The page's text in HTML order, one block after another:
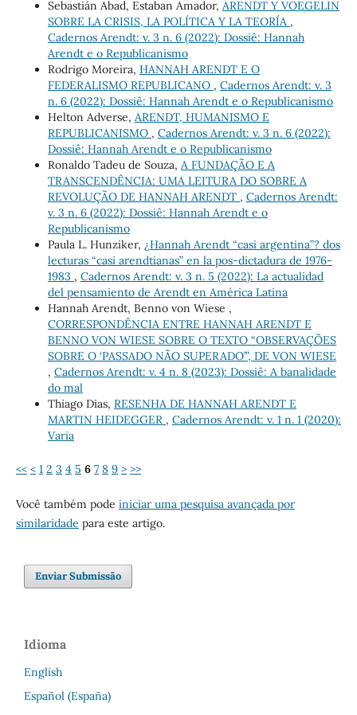
Sebastián Abad, Estaban Amador, ARENDT Y VOEGELIN
SOBRE LA CRISIS, LA POLÍTICA Y LA TEORÍA ,
Cadernos Arendt: v. 3 n. 6 (2022): Dossiê: Hannah
Arendt e o Republicanismo
Rodrigo Moreira, HANNAH ARENDT E O
FEDERALISMO REPUBLICANO , Cadernos Arendt: v. 3
n. 6 (2022): Dossiê: Hannah Arendt e o Republicanismo
Helton Adverse, ARENDT, HUMANISMO E
REPUBLICANISMO , Cadernos Arendt: v. 3 n. 6 (2022):
Dossiê: Hannah Arendt e o Republicanismo
Ronaldo Tadeu de Souza, A FUNDAÇÃO E A
TRANSCENDÊNCIA: UMA LEITURA DO SOBRE A
REVOLUÇÃO DE HANNAH ARENDT , Cadernos Arendt:
v. 3 n. 6 (2022): Dossiê: Hannah Arendt e o
Republicanismo
Paula L. Hunziker, ¿Hannah Arendt “casi argentina”? dos
lecturas “casi arendtianas” en la pos-dictadura de 1976-
1983 , Cadernos Arendt: v. 3 n. 5 (2022): La actualidad
del pensamiento de Arendt en América Latina
Hannah Arendt, Benno von Wiese ,
CORRESPONDÊNCIA ENTRE HANNAH ARENDT E
BENNO VON WIESE SOBRE O TEXTO “OBSERVAÇÕES
SOBRE O ‘PASSADO NÃO SUPERADO’”, DE VON WIESE
, Cadernos Arendt: v. 4 n. 8 (2023): Dossiê: A banalidade
do mal
Thiago Dias, RESENHA DE HANNAH ARENDT E
MARTIN HEIDEGGER , Cadernos Arendt: v. 1 n. 1 (2020):
Varia
<< < 1 2 3 4 5 6 7 8 9 > >>
Você também pode iniciar uma pesquisa avançada por
similaridade para este artigo.
Enviar Submissão
Idioma
English
Español (España)